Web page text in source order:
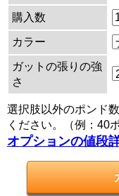
購入数
カラー
ガットの張りの強
さ
選択肢以外のポンド
ください。（例：40
オプションの値段